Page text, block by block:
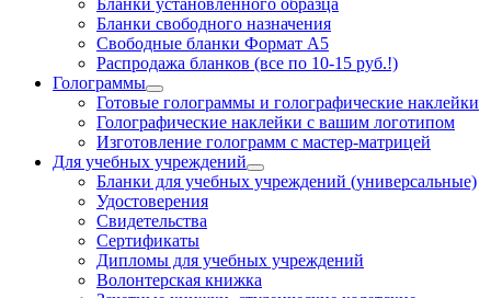
Бланки свободного назначения
Свободные бланки Формат А5
Распродажа бланков (все по 10-15 руб.!)
Голограммы
Готовые голограммы и голографические наклейки
Голографические наклейки с вашим логотипом
Изготовление голограмм с мастер-матрицей
Для учебных учреждений
Бланки для учебных учреждений (универсальные)
Удостоверения
Свидетельства
Сертификаты
Дипломы для учебных учреждений
Волонтерская книжка